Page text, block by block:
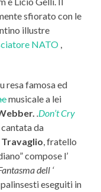
sfiorato con le
illustre
NATO ,
resa famosa ed
musicale a lei
.Don’t Cry
da
, fratello
compose l’
dell ‘
eseguiti in